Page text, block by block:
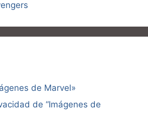
de Marvel»
de “Imágenes de